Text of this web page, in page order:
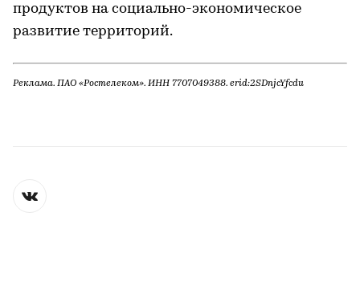
продуктов на социально-экономическое
развитие территорий.
Реклама. ПАО «Ростелеком». ИНН 7707049388. erid:2SDnjcYfcdu